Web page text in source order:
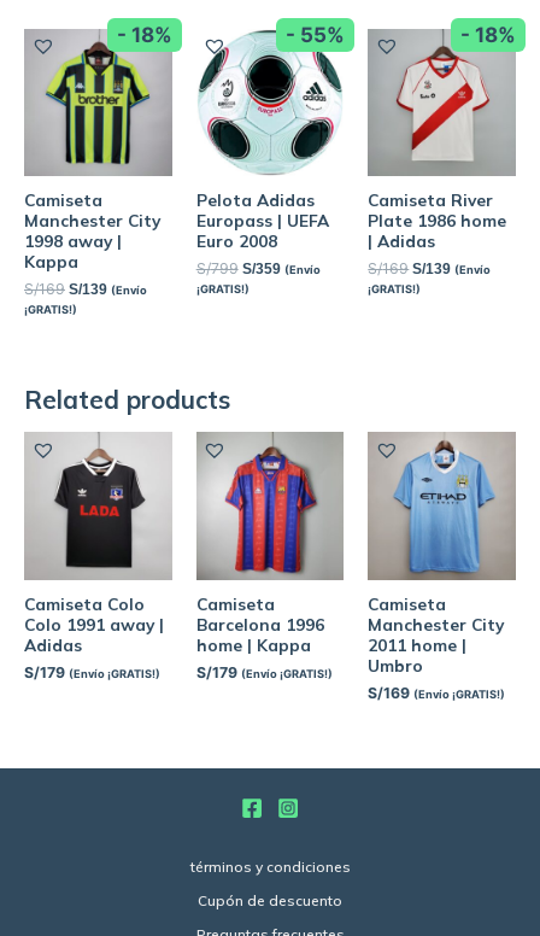
- 18%
Camiseta
Manchester City
1998 away |
Kappa
S/169 S/139 (Envío
¡GRATIS!)
- 55%
Pelota Adidas
Europass | UEFA
Euro 2008
S/799 S/359 (Envío
¡GRATIS!)
- 18%
Camiseta River
Plate 1986 home
| Adidas
S/169 S/139 (Envío
¡GRATIS!)
Related products
Camiseta Colo
Colo 1991 away |
Adidas
S/179 (Envío ¡GRATIS!)
Camiseta
Barcelona 1996
home | Kappa
S/179 (Envío ¡GRATIS!)
Camiseta
Manchester City
2011 home |
Umbro
S/169 (Envío ¡GRATIS!)
términos y condiciones
Cupón de descuento